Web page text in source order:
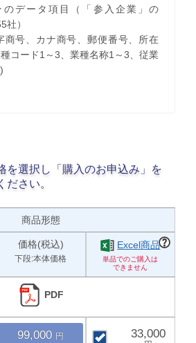
のデータ項目（「参入企業」の
社）
商号、カナ商号、郵便番号、所在
コード1～3、業種名称1～3、従業
を選択し「購入のお申込み」を
ださい。
商品形態
価格(税込)
下段:本体価格
Excel商品
PDF
99,000 33,000